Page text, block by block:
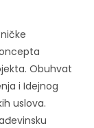
Obuhvat
i Idejnog
uslova.